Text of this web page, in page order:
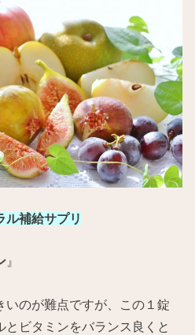
ル補給サプリ
』
いのが難点ですが、この１錠
ビタミンをバランス良くと